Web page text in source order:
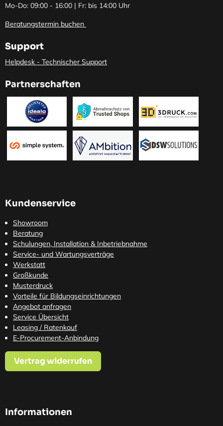
Mo-Do: 09:00 - 16:00 | Fr: bis 14:00 Uhr
Beratungstermin buchen
Support
Helpdesk - Technischer Support
Partnerschaften
Kundenservice
Showroom
Beratung
Schulungen, Installation & Inbetriebnahme
Service- und Wartungsverträge
Werkstatt
Großkunde
Musterdruck
Vorteile für Bildungseinrichtungen
Angebot anfragen
Service Übersicht
Leasing / Ratenkauf
E-Procurement-Anbindung
Vertrag widerrufen
Informationen